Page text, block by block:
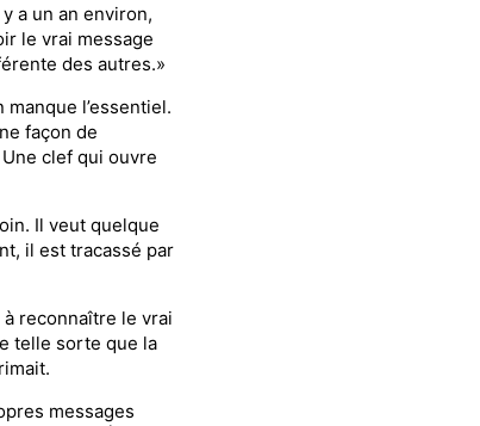
a un an environ,
le vrai message
des autres.»
l’essentiel.
façon de
clef qui ouvre
Il veut quelque
il est tracassé par
reconnaître le vrai
telle sorte que la
messages